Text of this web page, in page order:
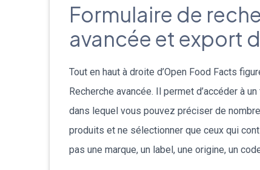
Formulaire de
avancée et export
Tout en haut à droite d’Open Food Facts
Recherche avancée. Il permet d’accéder à
dans lequel vous pouvez préciser de
produits et ne sélectionner que ceux qui
pas une marque, un label, une origine, un